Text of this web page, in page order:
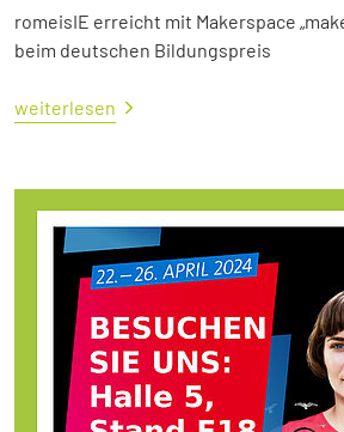
romeisIE erreicht mit Makerspace
beim deutschen Bildungspreis
weiterlesen